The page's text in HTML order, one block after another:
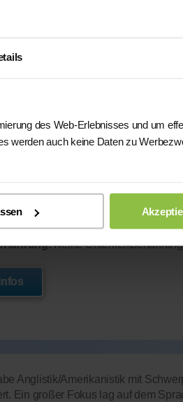
des Web-Erlebnisses und um
werden auch keine Daten zu
Deutsch verständlich,
Sprache klar zu erklären,
und Sicherheit im Sprechen
Maschinenbau
Keine Unterrichtserfahrung
Anglistik/Amerikanistik mit
Ein großer Fokus lag auf dem